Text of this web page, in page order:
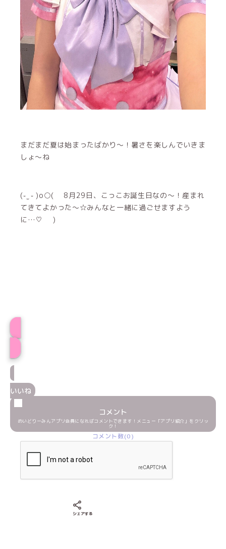
まだまだ夏は始まったばかり〜！暑さを楽しんでいきま
しょ〜ね
(֊ ̫ ֊ )o○( 8月29日、こっこお誕生日なの〜！産まれ
てきてよかった〜☆みんなと一緒に過ごせますよう
に…♡ )
いいね
コメント
めいどりーみんアプリ会員になればコメントできます！メニュー「アプリ紹介」をクリッ
ク！
コメント数(0)
シェアする